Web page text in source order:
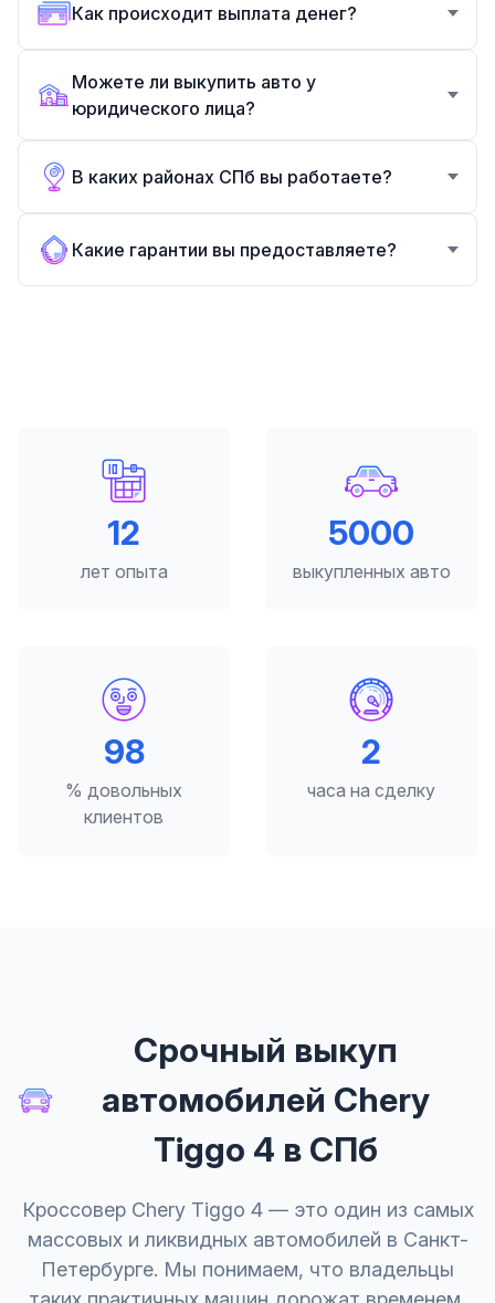
Как происходит выплата денег?
Можете ли выкупить авто у
юридического лица?
В каких районах СПб вы работаете?
Какие гарантии вы предоставляете?
12
лет опыта
5000
выкупленных авто
98
% довольных
клиентов
2
часа на сделку
Срочный выкуп
автомобилей Chery
Tiggo 4 в СПб
Кроссовер Chery Tiggo 4 — это один из самых
массовых и ликвидных автомобилей в Санкт-
Петербурге. Мы понимаем, что владельцы